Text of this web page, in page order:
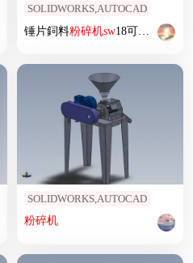
SOLIDWORKS,AUTOCAD
锤片鉰料粉碎机sw18可编辑
SOLIDWORKS,AUTOCAD
粉碎机